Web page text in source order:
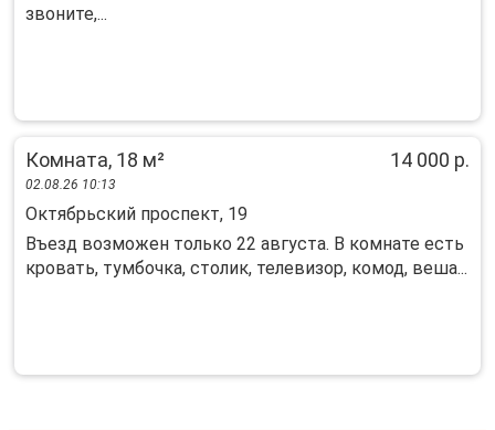
звоните,...
Комната, 18 м² 14 000 р.
02.08.26 10:13
Октябрьский проспект, 19
Въезд возможен только 22 августа. В комнате есть
кровать, тумбочка, столик, телевизор, комод, веша...